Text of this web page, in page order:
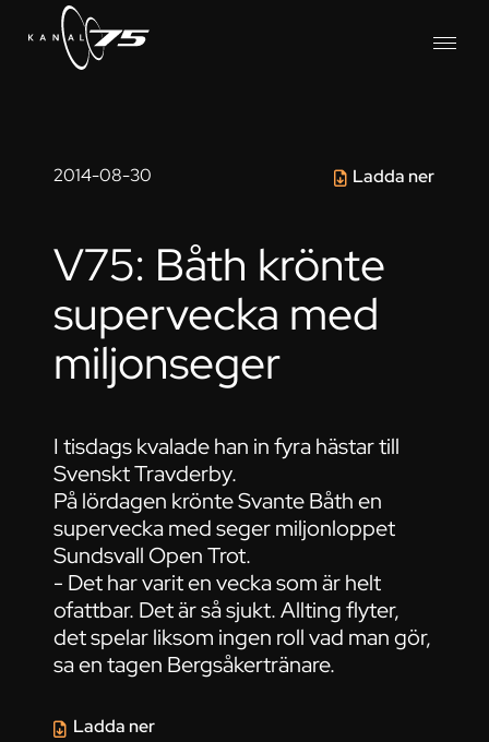
2014-08-30 Ladda ner
V75: Båth krönte
supervecka med
miljonseger
I tisdags kvalade han in fyra hästar till
Svenskt Travderby.
På lördagen krönte Svante Båth en
supervecka med seger miljonloppet
Sundsvall Open Trot.
- Det har varit en vecka som är helt
ofattbar. Det är så sjukt. Allting flyter,
det spelar liksom ingen roll vad man gör,
sa en tagen Bergsåkertränare.
Ladda ner